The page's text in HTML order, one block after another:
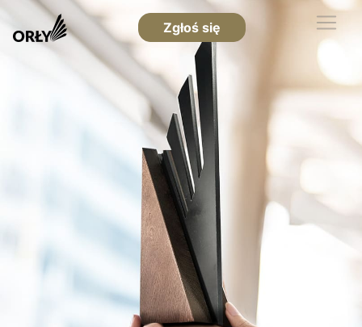
Zgłoś się